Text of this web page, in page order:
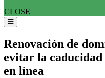
CLOSE
Renovación de
evitar la
en línea